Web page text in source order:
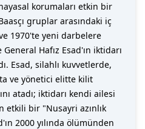
korumaları etkin bir
gruplar arasındaki iç
1970'te yeni darbelere
Hafız Esad'ın iktidarı
Esad, silahlı kuvvetlerde,
ve yönetici elitte kilit
atadı; iktidarı kendi ailesi
etkili bir "Nusayri azınlık
2000 yılında ölümünden